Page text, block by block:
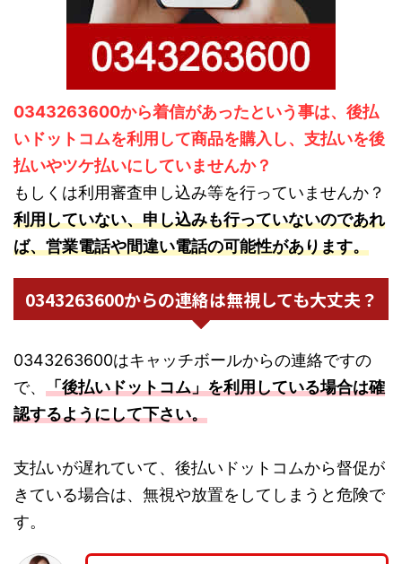
0343263600から着信があったという事は、後払
いドットコムを利用して商品を購入し、支払いを後
払いやツケ払いにしていませんか？
もしくは利用審査申し込み等を行っていませんか？
利用していない、申し込みも行っていないのであれ
ば、営業電話や間違い電話の可能性があります。
0343263600からの連絡は無視しても大丈夫？
0343263600はキャッチボールからの連絡ですの
で、 「後払いドットコム」を利用している場合は確
認するようにして下さい。
支払いが遅れていて、後払いドットコムから督促が
きている場合は、無視や放置をしてしまうと危険で
す。